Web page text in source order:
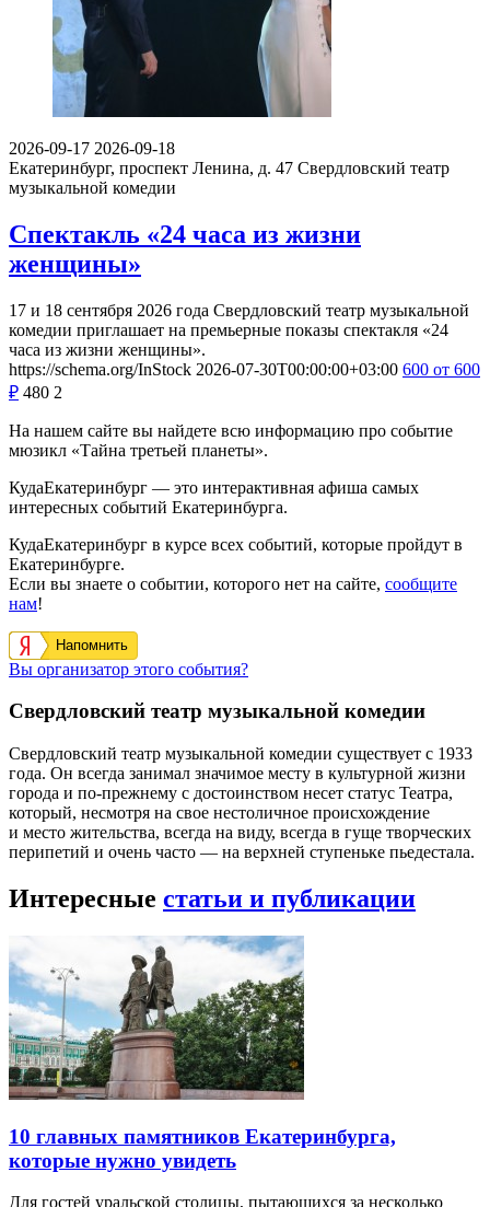
2026-09-17 2026-09-18
Екатеринбург, проспект Ленина, д. 47 Свердловский театр
музыкальной комедии
Спектакль «24 часа из жизни
женщины»
17 и 18 сентября 2026 года Свердловский театр музыкальной
комедии приглашает на премьерные показы спектакля «24
часа из жизни женщины».
https://schema.org/InStock 2026-07-30T00:00:00+03:00 600 от 600
₽ 480 2
На нашем сайте вы найдете всю информацию про событие
мюзикл «Тайна третьей планеты».
КудаЕкатеринбург — это интерактивная афиша самых
интересных событий Екатеринбурга.
КудаЕкатеринбург в курсе всех событий, которые пройдут в
Екатеринбурге.
Если вы знаете о событии, которого нет на сайте, сообщите
нам!
Напомнить
Вы организатор этого события?
Свердловский театр музыкальной комедии
Свердловский театр музыкальной комедии существует с 1933
года. Он всегда занимал значимое месту в культурной жизни
города и по-прежнему с достоинством несет статус Театра,
который, несмотря на свое нестоличное происхождение
и место жительства, всегда на виду, всегда в гуще творческих
перипетий и очень часто — на верхней ступеньке пьедестала.
Интересные статьи и публикации
10 главных памятников Екатеринбурга,
которые нужно увидеть
Для гостей уральской столицы, пытающихся за несколько